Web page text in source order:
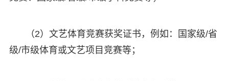
（2）文艺体育竞赛获奖证书，例如：国家级/省
级/市级体育或文艺项目竞赛等；